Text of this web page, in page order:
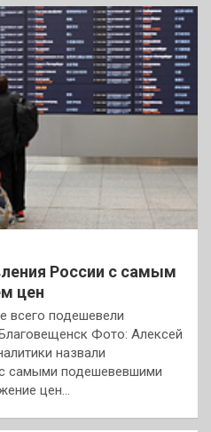
России с самым
цен
всего подешевели
Фото: Алексей
назвали
самыми подешевевшими
цен…